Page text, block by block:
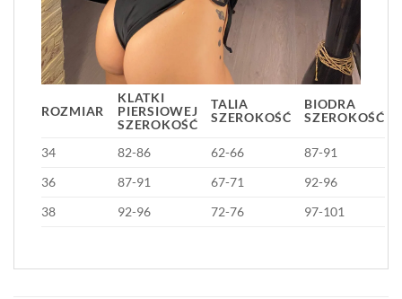
ROZMIAR
KLATKI
PIERSIOWEJ
SZEROKOŚĆ
TALIA
SZEROKOŚĆ
BIODRA
SZEROKOŚĆ
34 82-86 62-66
87-91
36
87-91 67-71
92-96
38
92-96 72-76 97-101